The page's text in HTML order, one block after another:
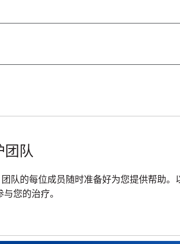
团队
队的每位成员随时准备好为您提供帮助
您的治疗。